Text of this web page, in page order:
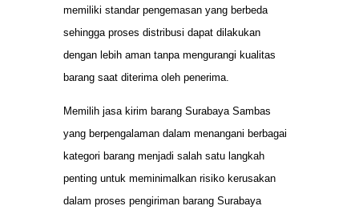
memiliki standar pengemasan yang berbeda
sehingga proses distribusi dapat dilakukan
dengan lebih aman tanpa mengurangi kualitas
barang saat diterima oleh penerima.
Memilih jasa kirim barang Surabaya Sambas
yang berpengalaman dalam menangani berbagai
kategori barang menjadi salah satu langkah
penting untuk meminimalkan risiko kerusakan
dalam proses pengiriman barang Surabaya